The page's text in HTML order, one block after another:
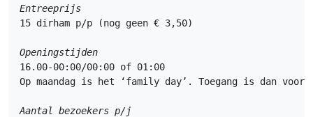
Entreeprijs
15 dirham p/p (nog geen € 3,50)
Openingstijden
16.00-00:00/00:00 of 01:00
Op maandag is het ‘family day’. Toegang is dan
Aantal bezoekers p/j